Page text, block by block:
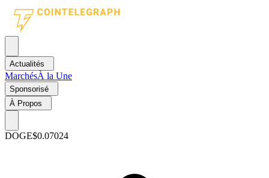
Actualités
MarchésÀ la Une
Sponsorisé
À Propos
DOGE$0.07024